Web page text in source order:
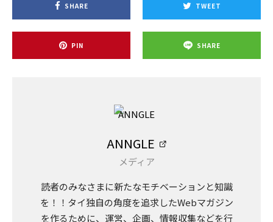
SHARE TWEET
PIN SHARE
ANNGLE
メディア
読者のみなさまに新たなモチベーションと知識
を！！タイ独自の角度を追求したWebマガジン
を作るために、運営、企画、情報収集などを行